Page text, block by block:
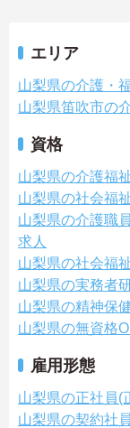
エリア
山梨県の介護・
山梨県笛吹市の
資格
山梨県の介護福
山梨県の社会福
山梨県の介護職
求人
山梨県の社会福
山梨県の実務者
山梨県の精神保
山梨県の無資格
雇用形態
山梨県の正社員(
山梨県の契約社